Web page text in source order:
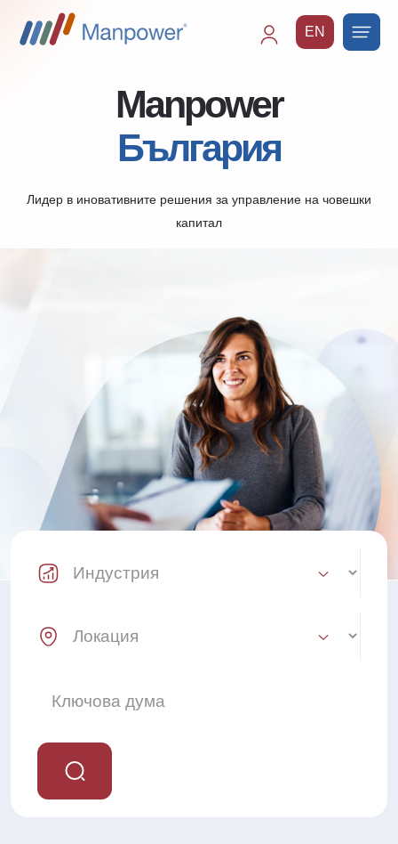
EN
Manpower
България
Лидер в иновативните решения за управление на човешки
капитал
Industry Select
Location Select